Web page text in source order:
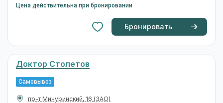
Цена действительна при бронировании
Бронировать
Доктор Столетов
Самовывоз
пр-т Мичуринский, 16 (ЗАО)